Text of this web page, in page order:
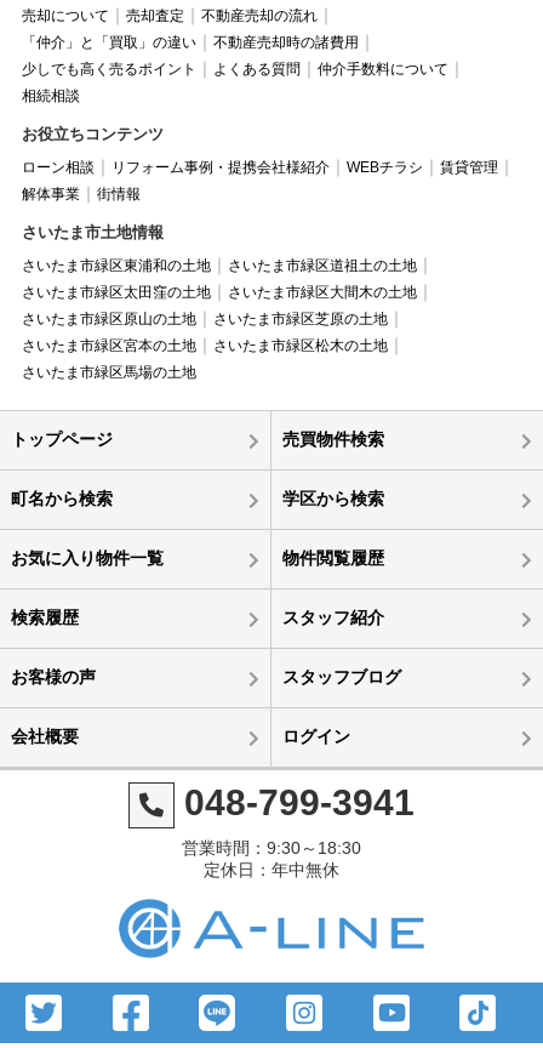
売却について 売却査定
不動産売却の流れ
「仲介」と「買取」の違い
不動産売却時の諸費用
少しでも高く売るポイント
よくある質問
仲介手数料について
相続相談
お役立ちコンテンツ
ローン相談 リフォーム事例・提携会社様紹介 WEBチラシ
賃貸管理
解体事業
街情報
さいたま市土地情報
さいたま市緑区東浦和の土地
さいたま市緑区道祖土の土地
さいたま市緑区太田窪の土地
さいたま市緑区大間木の土地
さいたま市緑区原山の土地
さいたま市緑区芝原の土地
さいたま市緑区宮本の土地
さいたま市緑区松木の土地
さいたま市緑区馬場の土地
トップページ 売買物件検索
町名から検索 学区から検索
お気に入り物件一覧 物件閲覧履歴
検索履歴 スタッフ紹介
お客様の声 スタッフブログ
会社概要 ログイン
048-799-3941
営業時間：9:30～18:30
定休日：年中無休